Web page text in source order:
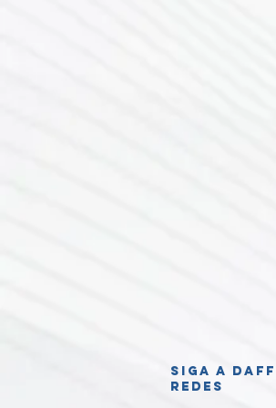
Siga a
redes